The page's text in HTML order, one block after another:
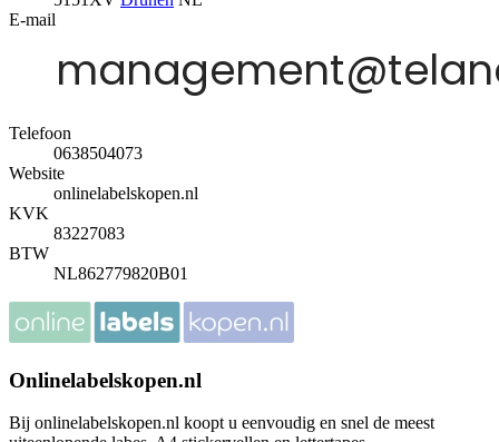
E-mail
Telefoon
0638504073
Website
onlinelabelskopen.nl
KVK
83227083
BTW
NL862779820B01
Onlinelabelskopen.nl
Bij onlinelabelskopen.nl koopt u eenvoudig en snel de meest